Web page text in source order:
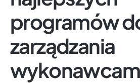
programów
zarządzania